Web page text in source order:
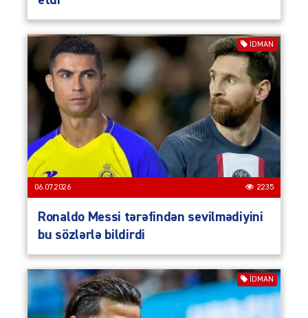
İDMAN
06.07.2026 2235
Ronaldo Messi tərəfindən sevilmədiyini
bu sözlərlə bildirdi
İDMAN